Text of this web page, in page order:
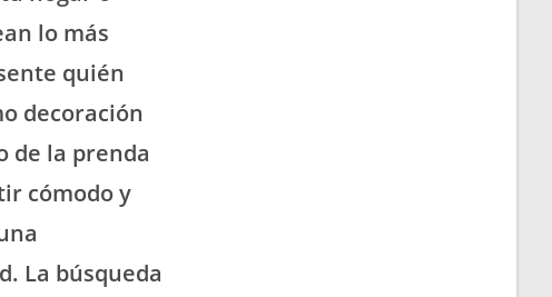
lo más
quién
decoración
de la prenda
cómodo y
La búsqueda